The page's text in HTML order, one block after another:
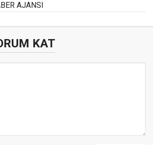
AJANSI
KAT